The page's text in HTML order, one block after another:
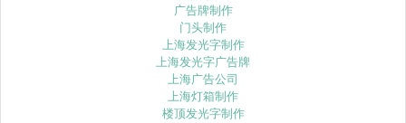
广告牌制作
门头制作
上海发光字制作
上海发光字广告牌
上海广告公司
上海灯箱制作
楼顶发光字制作